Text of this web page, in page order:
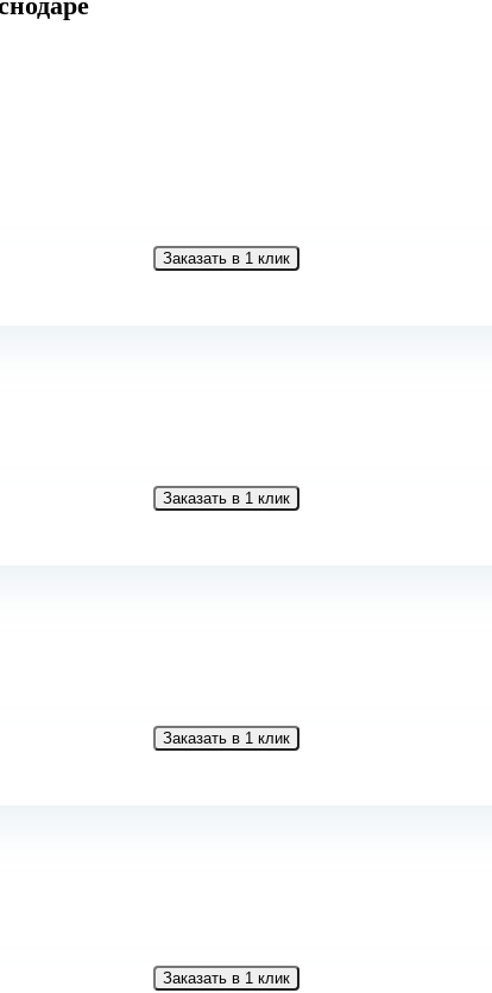
Заказать в 1 клик
Заказать в 1 клик
Заказать в 1 клик
Заказать в 1 клик